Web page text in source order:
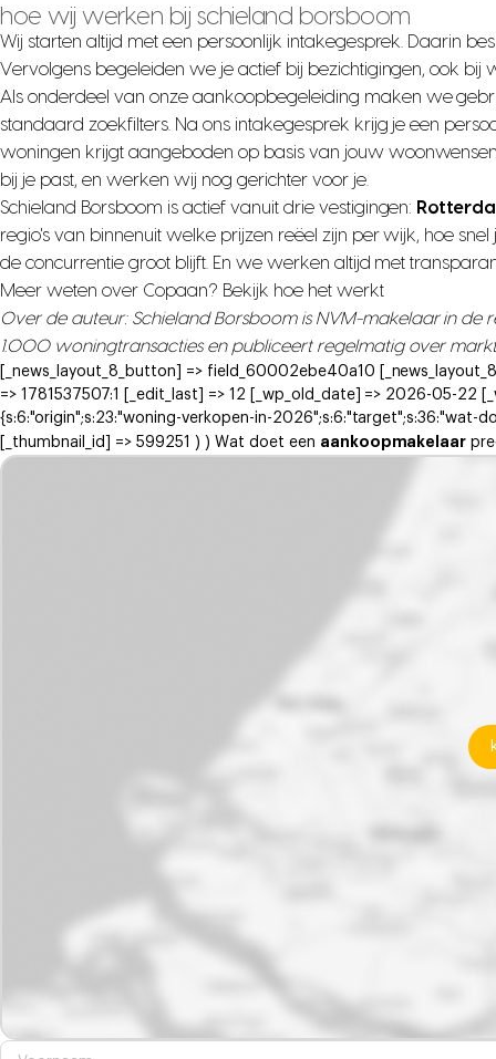
hoe wij werken bij schieland borsboom
Wij starten altijd met een persoonlijk intakegesprek. Daarin
Vervolgens begeleiden we je actief bij bezichtigingen, ook
Als onderdeel van onze aankoopbegeleiding maken we
standaard zoekfilters. Na ons intakegesprek krijg je een
woningen krijgt aangeboden op basis van jouw
bij je past, en werken wij nog gerichter voor je.
Schieland Borsboom is actief vanuit drie vestigingen:
regio's van binnenuit welke prijzen reëel zijn per wijk, hoe
de concurrentie groot blijft. En we werken altijd met
Meer weten over Copaan? Bekijk hoe het werkt
Over de auteur: Schieland Borsboom is NVM-makelaar in
1.000 woningtransacties en publiceert regelmatig over
[_news_layout_8_button] => field_60002ebe40a10
=> 1781537507:1 [_edit_last] => 12 [_wp_old_date] => 2026-05-22
{s:6:"origin";s:23:"woning-verkopen-in-2026";s:6:"target";s:36:"wat-
[_thumbnail_id] => 599251 ) ) Wat doet een aankoopmakelaar